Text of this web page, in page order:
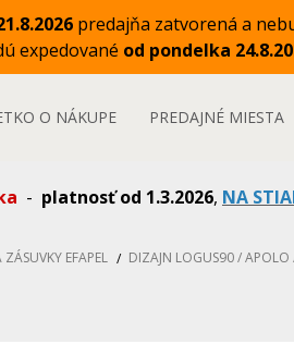
predajňa zatvorená a
expedované od pondelka
O NÁKUPE PREDAJNÉ MIESTA
- platnosť od 1.3.2026, NA
EFAPEL DIZAJN LOGUS90 / APOLO